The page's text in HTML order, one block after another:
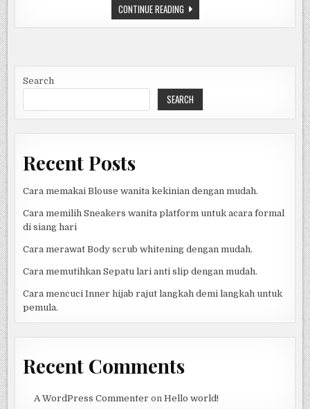
PERKEMBANGAN
CONTINUE READINGUPDATE
TERKINI
KLASEMEN
SIAPA
MEMIMPIN
DAN
PERKEMBANGAN
SETIAP
OLAHRAGA
Search
SEARCH
Recent Posts
Cara memakai Blouse wanita kekinian dengan mudah.
Cara memilih Sneakers wanita platform untuk acara formal
di siang hari
Cara merawat Body scrub whitening dengan mudah.
Cara memutihkan Sepatu lari anti slip dengan mudah.
Cara mencuci Inner hijab rajut langkah demi langkah untuk
pemula.
Recent Comments
A WordPress Commenter on Hello world!